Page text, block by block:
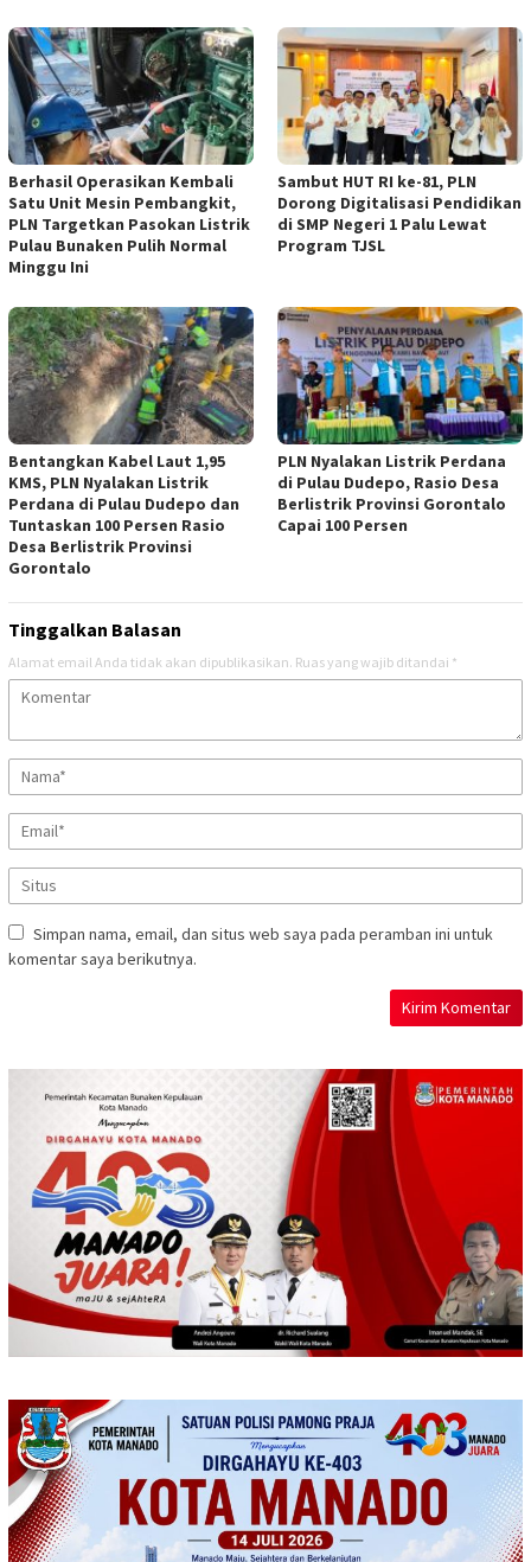
Berhasil Operasikan Kembali
Satu Unit Mesin Pembangkit,
PLN Targetkan Pasokan Listrik
Pulau Bunaken Pulih Normal
Minggu Ini
Sambut HUT RI ke-81, PLN
Dorong Digitalisasi Pendidikan
di SMP Negeri 1 Palu Lewat
Program TJSL
Bentangkan Kabel Laut 1,95
KMS, PLN Nyalakan Listrik
Perdana di Pulau Dudepo dan
Tuntaskan 100 Persen Rasio
Desa Berlistrik Provinsi
Gorontalo
PLN Nyalakan Listrik Perdana
di Pulau Dudepo, Rasio Desa
Berlistrik Provinsi Gorontalo
Capai 100 Persen
Tinggalkan Balasan
Alamat email Anda tidak akan dipublikasikan. Ruas yang wajib ditandai *
Simpan nama, email, dan situs web saya pada peramban ini untuk
komentar saya berikutnya.